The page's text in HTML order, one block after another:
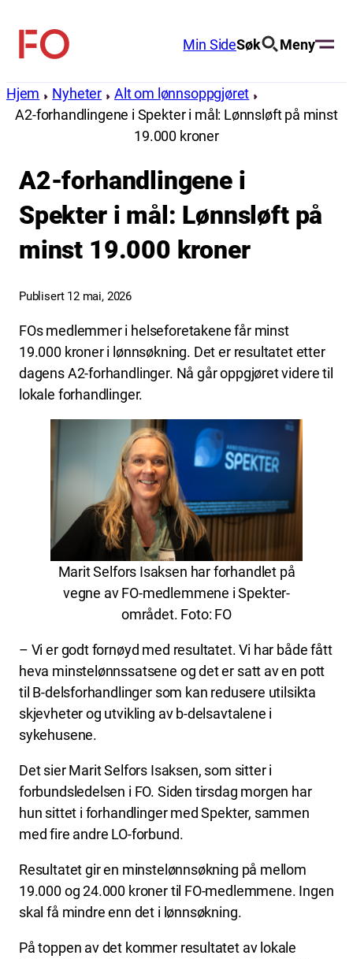
innhold
FO
Min SideSøk Meny
Hjem Nyheter
Alt om lønnsoppgjøret
A2-forhandlingene i Spekter i mål: Lønnsløft på minst
19.000 kroner
A2-forhandlingene i
Spekter i mål: Lønnsløft på
minst 19.000 kroner
Publisert 12 mai, 2026
FOs medlemmer i helseforetakene får minst
19.000 kroner i lønnsøkning. Det er resultatet etter
dagens A2-forhandlinger. Nå går oppgjøret videre til
lokale forhandlinger.
Marit Selfors Isaksen har forhandlet på
vegne av FO-medlemmene i Spekter-
området. Foto: FO
– Vi er godt fornøyd med resultatet. Vi har både fått
heva minstelønnssatsene og det er satt av en pott
til B-delsforhandlinger som kan redusere utilsikta
skjevheter og utvikling av b-delsavtalene i
sykehusene.
Det sier Marit Selfors Isaksen, som sitter i
forbundsledelsen i FO. Siden tirsdag morgen har
hun sittet i forhandlinger med Spekter, sammen
med fire andre LO-forbund.
Resultatet gir en minstelønnsøkning på mellom
19.000 og 24.000 kroner til FO-medlemmene. Ingen
skal få mindre enn det i lønnsøkning.
På toppen av det kommer resultatet av lokale